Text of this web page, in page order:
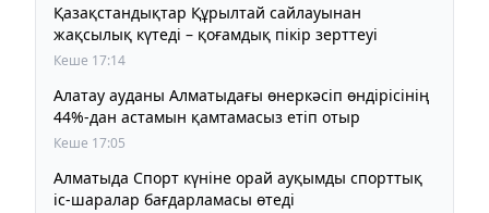
Қазақстандықтар Құрылтай сайлауынан
жақсылық күтеді – қоғамдық пікір зерттеуі
Кеше 17:14
Алатау ауданы Алматыдағы өнеркәсіп өндірісінің
44%-дан астамын қамтамасыз етіп отыр
Кеше 17:05
Алматыда Спорт күніне орай ауқымды спорттық
іс-шаралар бағдарламасы өтеді